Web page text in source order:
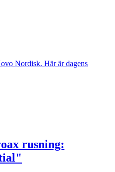
Nordisk. Här är dagens
rusning: